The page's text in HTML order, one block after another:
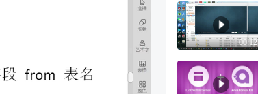
00:12